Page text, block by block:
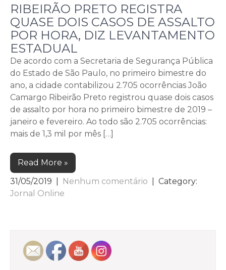
RIBEIRÃO PRETO REGISTRA
QUASE DOIS CASOS DE ASSALTO
POR HORA, DIZ LEVANTAMENTO
ESTADUAL
De acordo com a Secretaria de Segurança Pública
do Estado de São Paulo, no primeiro bimestre do
ano, a cidade contabilizou 2.705 ocorrências João
Camargo Ribeirão Preto registrou quase dois casos
de assalto por hora no primeiro bimestre de 2019 –
janeiro e fevereiro. Ao todo são 2.705 ocorrências:
mais de 1,3 mil por mês […]
Read More »
31/05/2019
Nenhum comentário
| Category:
Jornal Online